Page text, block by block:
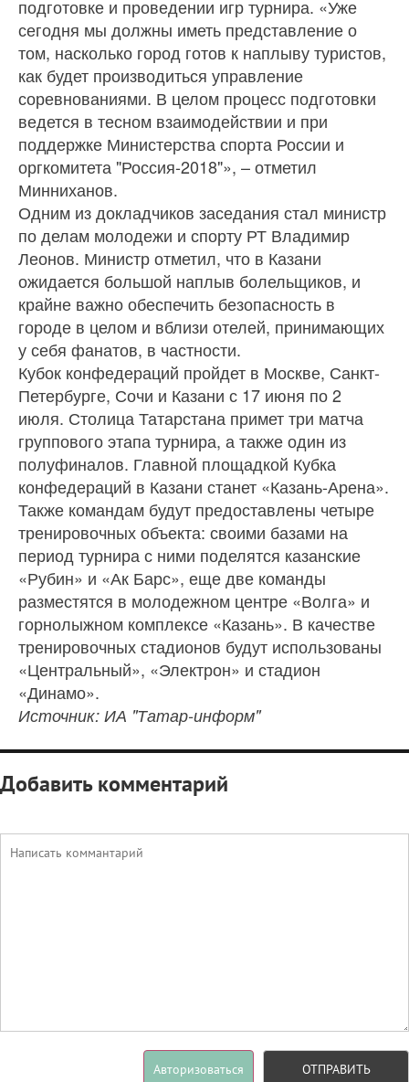
подготовке и проведении игр турнира. «Уже
сегодня мы должны иметь представление о
том, насколько город готов к наплыву туристов,
как будет производиться управление
соревнованиями. В целом процесс подготовки
ведется в тесном взаимодействии и при
поддержке Министерства спорта России и
оргкомитета "Россия-2018"», – отметил
Минниханов.
Одним из докладчиков заседания стал министр
по делам молодежи и спорту РТ Владимир
Леонов. Министр отметил, что в Казани
ожидается большой наплыв болельщиков, и
крайне важно обеспечить безопасность в
городе в целом и вблизи отелей, принимающих
у себя фанатов, в частности.
Кубок конфедераций пройдет в Москве, Санкт-
Петербурге, Сочи и Казани с 17 июня по 2
июля. Столица Татарстана примет три матча
группового этапа турнира, а также один из
полуфиналов. Главной площадкой Кубка
конфедераций в Казани станет «Казань-Арена».
Также командам будут предоставлены четыре
тренировочных объекта: своими базами на
период турнира с ними поделятся казанские
«Рубин» и «Ак Барс», еще две команды
разместятся в молодежном центре «Волга» и
горнолыжном комплексе «Казань». В качестве
тренировочных стадионов будут использованы
«Центральный», «Электрон» и стадион
«Динамо».
Источник: ИА "Татар-информ"
Добавить комментарий
Авторизоваться ОТПРАВИТЬ